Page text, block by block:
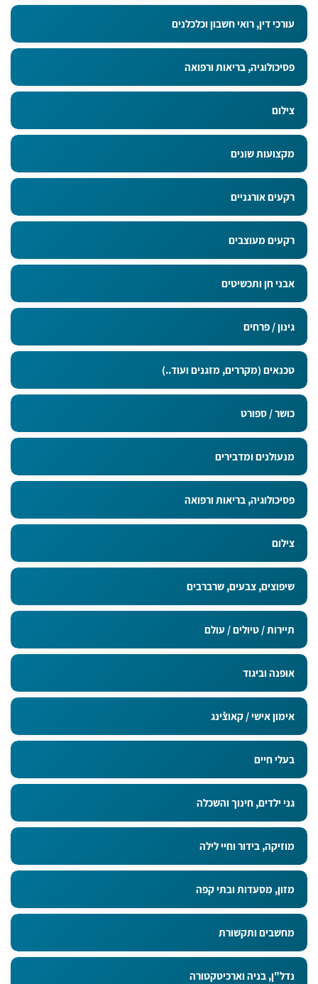
עורכי דין, רואי חשבון וכלכלנים
פסיכולוגיה, בריאות ורפואה
צילום
מקצועות שונים
רקעים אורגניים
רקעים מעוצבים
אבני חן ותכשיטים
גינון / פרחים
טכנאים (מקררים, מזגנים ועוד..)
כושר / ספורט
מנעולנים ומדבירים
פסיכולוגיה, בריאות ורפואה
צילום
שיפוצים, צבעים, שרברבים
תיירות / טיולים / עולם
אופנה וביגוד
אימון אישי / קאוצ`ינג
בעלי חיים
גני ילדים, חינוך והשכלה
מוזיקה, בידור וחיי לילה
מזון, מסעדות ובתי קפה
מחשבים ותקשורת
נדל"ן, בניה וארכיטקטורה